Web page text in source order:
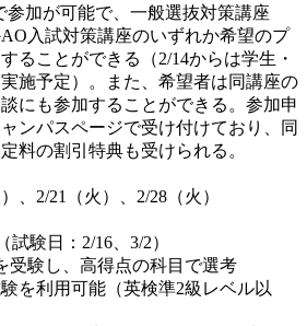
参加が可能で、一般選抜対策講座
AO入試対策講座のいずれか希望のプ
ることができる（2/14からは学生・
施予定）。また、希望者は同講座の
にも参加することができる。参加申
ンパスページで受け付けており、同
料の割引特典も受けられる。
、2/21（火）、2/28（火）
験日：2/16、3/2）
受験し、高得点の科目で選考
を利用可能（英検準2級レベル以